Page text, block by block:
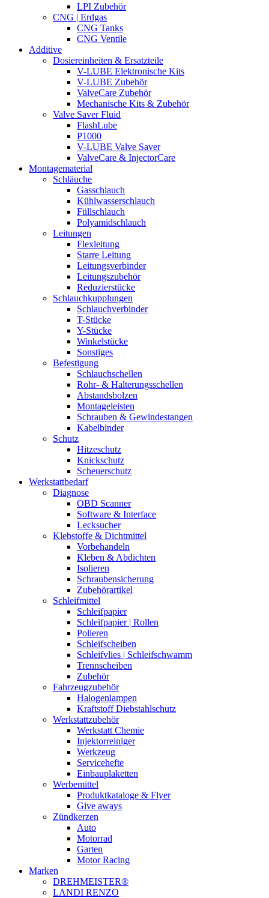
LPI Zubehör
CNG | Erdgas
CNG Tanks
CNG Ventile
Additive
Dosiereinheiten & Ersatzteile
V-LUBE Elektronische Kits
V-LUBE Zubehör
ValveCare Zubehör
Mechanische Kits & Zubehör
Valve Saver Fluid
FlashLube
P1000
V-LUBE Valve Saver
ValveCare & InjectorCare
Montagematerial
Schläuche
Gasschlauch
Kühlwasserschlauch
Füllschlauch
Polyamidschlauch
Leitungen
Flexleitung
Starre Leitung
Leitungsverbinder
Leitungszubehör
Reduzierstücke
Schlauchkupplungen
Schlauchverbinder
T-Stücke
Y-Stücke
Winkelstücke
Sonstiges
Befestigung
Schlauchschellen
Rohr- & Halterungsschellen
Abstandsbolzen
Montageleisten
Schrauben & Gewindestangen
Kabelbinder
Schutz
Hitzeschutz
Knickschutz
Scheuerschutz
Werkstattbedarf
Diagnose
OBD Scanner
Software & Interface
Lecksucher
Klebstoffe & Dichtmittel
Vorbehandeln
Kleben & Abdichten
Isolieren
Schraubensicherung
Zubehörartikel
Schleifmittel
Schleifpapier
Schleifpapier | Rollen
Polieren
Schleifscheiben
Schleifvlies | Schleifschwamm
Trennscheiben
Zubehör
Fahrzeugzubehör
Halogenlampen
Kraftstoff Diebstahlschutz
Werkstattzubehör
Werkstatt Chemie
Injektorreiniger
Werkzeug
Servicehefte
Einbauplaketten
Werbemittel
Produktkataloge & Flyer
Give aways
Zündkerzen
Auto
Motorrad
Garten
Motor Racing
Marken
DREHMEISTER®
LANDI RENZO